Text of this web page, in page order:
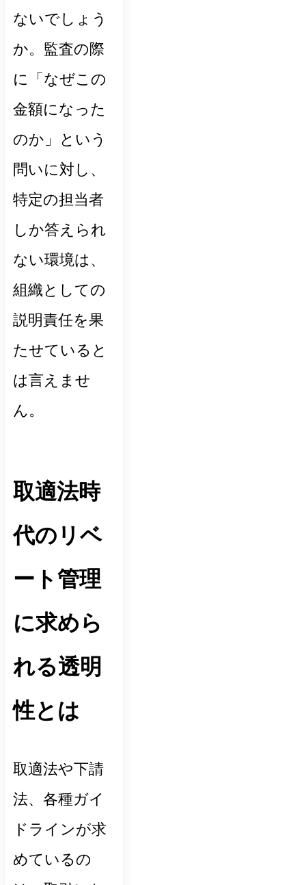
ないでしょう
か。監査の際
に「なぜこの
金額になった
のか」という
問いに対し、
特定の担当者
しか答えられ
ない環境は、
組織としての
説明責任を果
たせていると
は言えませ
ん。
取適法時
代のリベ
ート管理
に求めら
れる透明
性とは
取適法や下請
法、各種ガイ
ドラインが求
めているの